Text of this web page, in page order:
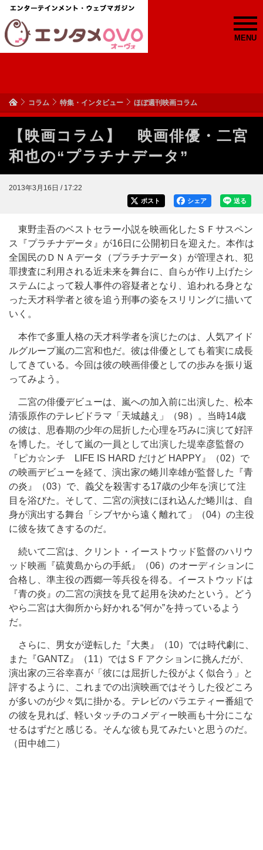
MENU
コラム 特集・インタビュー ほぼ週刊映画コラム
【映画コラム】 映画俳優・二宮
和也の“プラチナデータ”
2013年3月16日 / 17:22
送る
シェア
ポスト
東野圭吾のベストセラー小説を映画化したＳＦサスペン
ス『プラチナデータ』が16日に公開初日を迎えた。本作は
全国民のＤＮＡデータ（プラチナデータ）が管理され、犯
罪捜査に利用される近未来を舞台に、自らが作り上げたシ
ステムによって殺人事件の容疑者となり、追われる身とな
った天才科学者と彼を追う刑事の姿をスリリングに描いて
いく。
本作で多重人格の天才科学者を演じたのは、人気アイド
ルグループ嵐の二宮和也だ。彼は俳優としても着実に成長
してきている。今回は彼の映画俳優としての歩みを振り返
ってみよう。
二宮の俳優デビューは、嵐への加入前に出演した、松本
清張原作のテレビドラマ「天城越え」（98）。当時14歳
の彼は、思春期の少年の屈折した心理を巧みに演じて好評
を博した。そして嵐の一員として出演した堤幸彦監督の
『ピカ☆ンチ LIFE IS HARD だけど HAPPY』（02）で
の映画デビューを経て、演出家の蜷川幸雄が監督した『青
の炎』（03）で、義父を殺害する17歳の少年を演じて注
目を浴びた。そして、二宮の演技にほれ込んだ蜷川は、自
身が演出する舞台「シブヤから遠く離れて」（04）の主役
に彼を抜てきするのだ。
続いて二宮は、クリント・イーストウッド監督のハリウ
ッド映画『硫黄島からの手紙』（06）のオーディションに
合格し、準主役の西郷一等兵役を得る。イーストウッドは
『青の炎』の二宮の演技を見て起用を決めたという。どう
やら二宮は大御所から好かれる“何か”を持っているよう
だ。
さらに、男女が逆転した『大奥』（10）では時代劇に、
また『GANTZ』（11）ではＳＦアクションに挑んだが、
演出家の三谷幸喜が「彼には屈折した役がよく似合う」と
評するように、これまでの出演映画ではそうした役どころ
が多いのが少々気に掛かる。テレビのバラエティー番組で
の彼を見れば、軽いタッチのコメディー映画も十分にこな
せるはずだと感じる。そんな彼も見てみたいと思うのだ。
（田中雄二）